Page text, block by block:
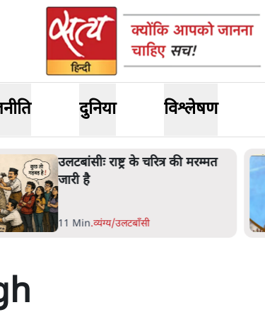
दुनिया विश्लेषण
राष्ट्र के चरित्र की मरम्मत
है
Min.व्यंग्य/उलटबाँसी